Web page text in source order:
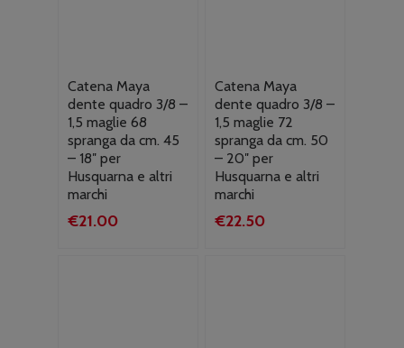
Catena Maya
dente quadro 3/8 –
1,5 maglie 68
spranga da cm. 45
– 18″ per
Husquarna e altri
marchi
€21.00
Catena Maya
dente quadro 3/8 –
1,5 maglie 72
spranga da cm. 50
– 20″ per
Husquarna e altri
marchi
€22.50